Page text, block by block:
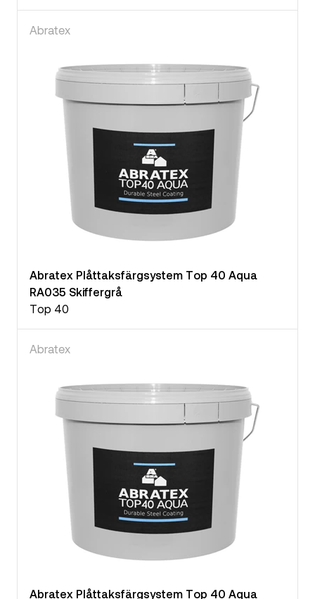
Abratex
Abratex Plåttaksfärgsystem Top 40 Aqua
RA035 Skiffergrå
Top 40
Abratex
Abratex Plåttaksfärgsystem Top 40 Aqua